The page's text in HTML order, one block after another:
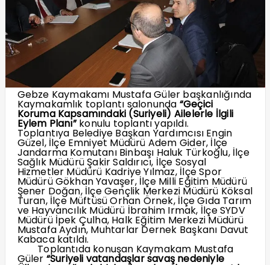
Gebze Kaymakamı Mustafa Güler başkanlığında
Kaymakamlık toplantı salonunda “Geçici
Koruma Kapsamındaki (Suriyeli) Ailelerle İlgili
Eylem Planı”konulu toplantı yapıldı.
Toplantıya Belediye Başkan Yardımcısı Engin
Güzel, İlçe Emniyet Müdürü Adem Gider, İlçe
Jandarma Komutanı Binbaşı Haluk Türkoğlu, İlçe
Sağlık Müdürü Şakir Saldırıcı, İlçe Sosyal
Hizmetler Müdürü Kadriye Yılmaz, İlçe Spor
Müdürü Gökhan Yavaşer, İlçe Milli Eğitim Müdürü
Şener Doğan, İlçe Gençlik Merkezi Müdürü Köksal
Turan, İlçe Müftüsü Orhan Örnek, İlçe Gıda Tarım
ve Hayvancılık Müdürü İbrahim Irmak, İlçe SYDV
Müdürü İpek Çulha, Halk Eğitim Merkezi Müdürü
Mustafa Aydın, Muhtarlar Dernek Başkanı Davut
Kabaca katıldı.
Toplantıda konuşan Kaymakam Mustafa
Güler “Suriyeli vatandaşlar savaş nedeniyle